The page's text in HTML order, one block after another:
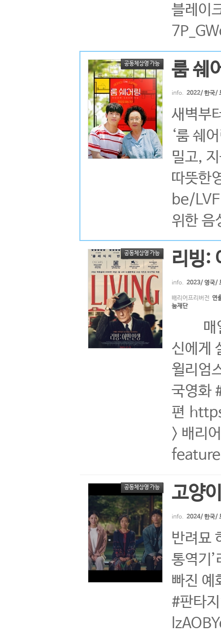
블레이
공동체상영 가능 룸 쉐
info. 2022/ 한국/
새벽부
‘룸 쉐
밀고,
따뜻한
be/
위한
공동체상영 가능 리빙:
info. 2023/ 영국/
배리어프리버전 연
눔재단
매일
신에게
윌리엄
국영화
편
> 배리
공동체상영 가능 고양
info. 2024/ 한국/
반려묘
통역기
빠진 예
#판타